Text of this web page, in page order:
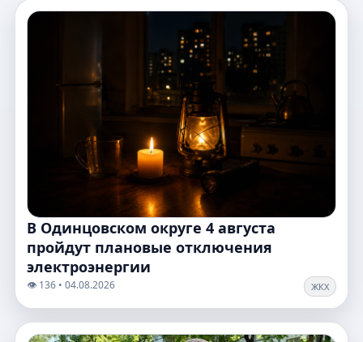
В Одинцовском округе 4 августа
пройдут плановые отключения
электроэнергии
👁️ 136 • 04.08.2026 ЖКХ